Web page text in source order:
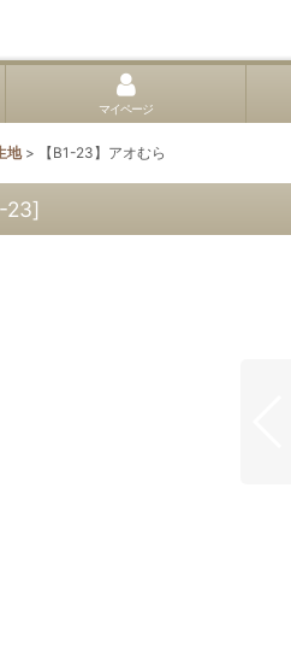
マイページ
地 > 【B1-23】アオむら
23]